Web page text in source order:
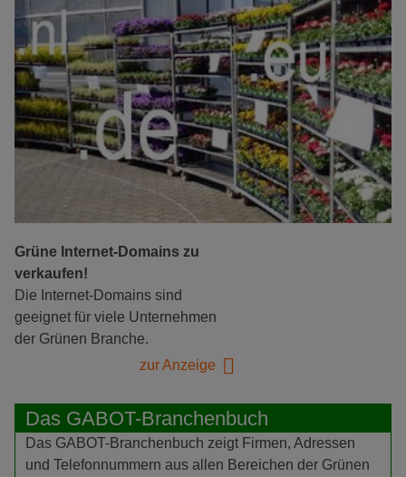
Grüne Internet-Domains zu
verkaufen!
Die Internet-Domains sind
geeignet für viele Unternehmen
der Grünen Branche.
zur Anzeige
Das GABOT-Branchenbuch
Das GABOT-Branchenbuch zeigt Firmen, Adressen
und Telefonnummern aus allen Bereichen der Grünen